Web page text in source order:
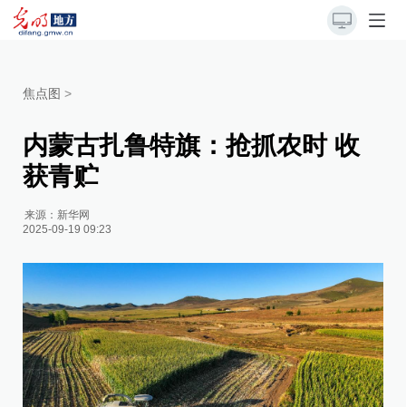
焦点图 >
内蒙古扎鲁特旗：抢抓农时 收
获青贮
来源： 新华网
2025-09-19 09:23